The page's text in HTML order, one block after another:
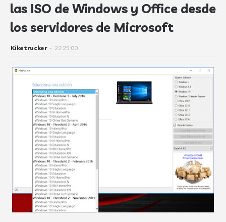
las ISO de Windows y Office desde
los servidores de Microsoft
Kiketrucker - 22:25:00